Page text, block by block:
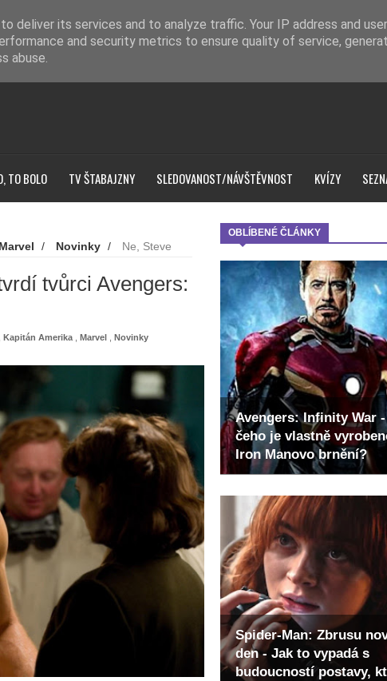
TO BOLO TV ŠTABAJZNY SLEDOVANOST/NÁVŠTĚVNOST KVÍZY
OBLÍBENÉ ČLÁNKY
Avengers: Infinity War
čeho je vlastně
Iron Manovo brnění?
Spider-Man: Zbrusu
den - Jak to vypadá s
budoucností postavy,
Marvel / Novinky /
Ne, Steve
tvůrci Avengers:
Kapitán Amerika Marvel Novinky
deliver its services and to analyze traffic. Your IP address and
and security metrics to ensure quality of service,
abuse.